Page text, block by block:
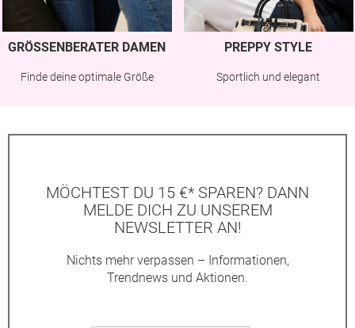
GRÖSSENBERATER DAMEN
Finde deine optimale Größe
PREPPY STYLE
Sportlich und elegant
MÖCHTEST DU 15 €* SPAREN? DANN
MELDE DICH ZU UNSEREM
NEWSLETTER AN!
Nichts mehr verpassen – Informationen,
Trendnews und Aktionen.